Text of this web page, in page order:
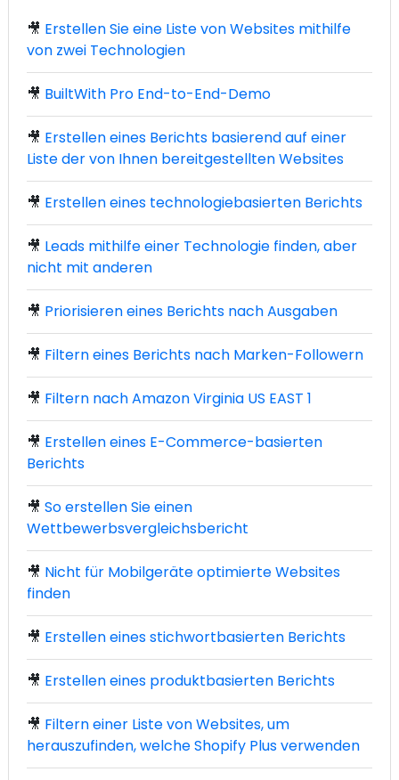
🎥 Erstellen Sie eine Liste von Websites mithilfe
von zwei Technologien
🎥 BuiltWith Pro End-to-End-Demo
🎥 Erstellen eines Berichts basierend auf einer
Liste der von Ihnen bereitgestellten Websites
🎥 Erstellen eines technologiebasierten Berichts
🎥 Leads mithilfe einer Technologie finden, aber
nicht mit anderen
🎥 Priorisieren eines Berichts nach Ausgaben
🎥 Filtern eines Berichts nach Marken-Followern
🎥 Filtern nach Amazon Virginia US EAST 1
🎥 Erstellen eines E-Commerce-basierten
Berichts
🎥 So erstellen Sie einen
Wettbewerbsvergleichsbericht
🎥 Nicht für Mobilgeräte optimierte Websites
finden
🎥 Erstellen eines stichwortbasierten Berichts
🎥 Erstellen eines produktbasierten Berichts
🎥 Filtern einer Liste von Websites, um
herauszufinden, welche Shopify Plus verwenden